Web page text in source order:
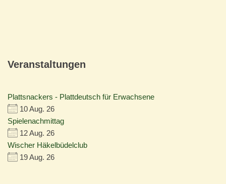
Veranstaltungen
Plattsnackers - Plattdeutsch für Erwachsene
10 Aug. 26
Spielenachmittag
12 Aug. 26
Wischer Häkelbüdelclub
19 Aug. 26